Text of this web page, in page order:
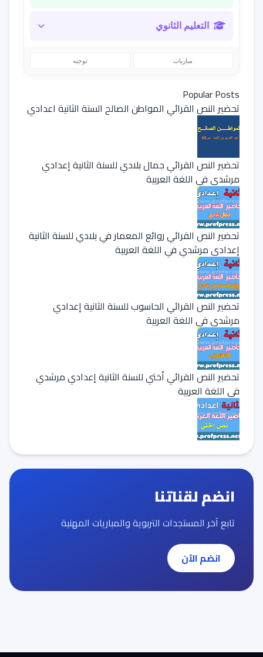
التعليم الثانوي
مباريات توجيه
Popular Posts
تحضير النص القرائي المواطن الصالح السنة الثانية اعدادي
تحضير النص القرائي جمال بلادي للسنة الثانية إعدادي
مرشدي في اللغة العربية
تحضير النص القرائي روائع المعمار في بلادي للسنة الثانية
إعدادي مرشدي في اللغة العربية
تحضير النص القرائي الحاسوب للسنة الثانية إعدادي
مرشدي في اللغة العربية
تحضير النص القرائي أختي للسنة الثانية إعدادي مرشدي
في اللغة العربية
انضم لقناتنا
تابع آخر المستجدات التربوية والمباريات المهنية
انضم الآن